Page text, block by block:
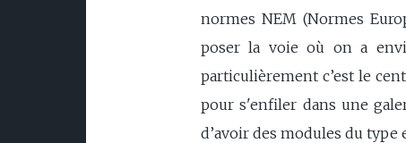
normes NEM (Normes
poser la voie où on a
particulièrement c’est le
pour s'enfiler dans une
d’avoir des modules du type